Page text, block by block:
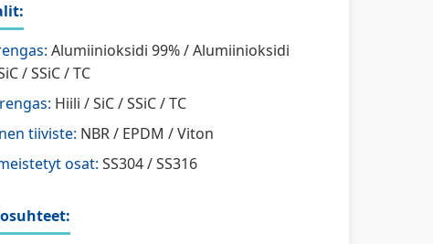
Alumiinioksidi 99% / Alumiinioksidi
/ SSiC / TC
Hiili / SiC / SSiC / TC
tiiviste: NBR / EPDM / Viton
osat: SS304 / SS316